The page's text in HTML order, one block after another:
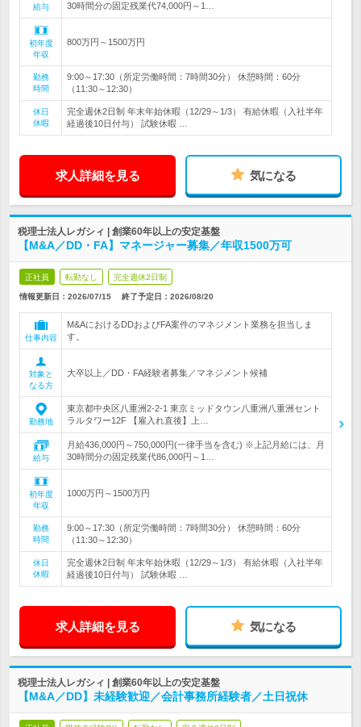
給与
30時間分の固定残業代74,000円～1…
初年度
年収
800万円～1500万円
勤務
時間
9:00～17:30（所定労働時間：7時間30分） 休憩時間：60分
（11:30～12:30）
休日
休暇
完全週休2日制 年末年始休暇（12/29～1/3） 有給休暇（入社半年
経過後10日付与） 試験休暇 …
求人詳細を見る 気になる
税理士法人レガシィ | 創業60年以上の安定基盤
【M&A／DD・FA】マネージャー募集／年収1500万可
正社員 転勤なし 完全週休2日制
情報更新日：2026/07/15 終了予定日： 2026/08/20
仕事内容
M&AにおけるDDおよびFA案件のマネジメント業務を担当しま
す。
対象と
なる方
大卒以上／DD・FA経験者募集／マネジメント候補
勤務地
東京都中央区八重洲2-2-1 東京ミッドタウン八重洲八重洲セント
ラルタワー12F 【雇入れ直後】上…
給与
月給436,000円～750,000円(一律手当を含む) ※上記月給には、月
30時間分の固定残業代86,000円～1…
初年度
年収
1000万円～1500万円
勤務
時間
9:00～17:30（所定労働時間：7時間30分） 休憩時間：60分
（11:30～12:30）
休日
休暇
完全週休2日制 年末年始休暇（12/29～1/3） 有給休暇（入社半年
経過後10日付与） 試験休暇 …
求人詳細を見る 気になる
税理士法人レガシィ | 創業60年以上の安定基盤
【M&A／DD】未経験歓迎／会計事務所経験者／土日祝休